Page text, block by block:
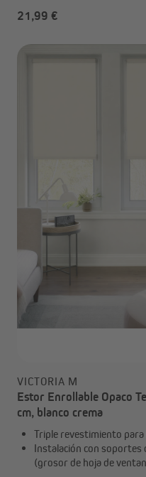
21,99 €
VICTORIA M
Estor Enrollable Opaco
cm, blanco crema
Triple revestimiento
Instalación con soportes
(grosor de hoja de